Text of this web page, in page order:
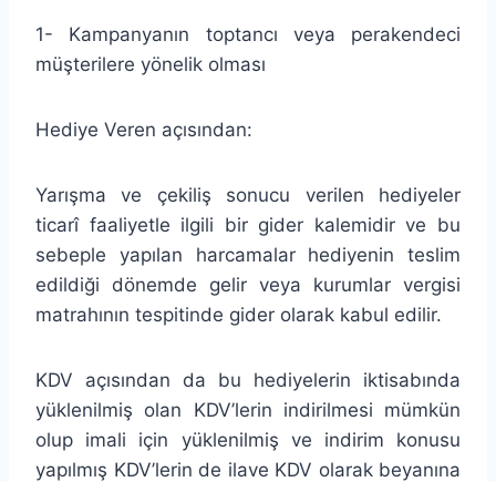
1- Kampanyanın toptancı veya perakendeci
müşterilere yönelik olması
Hediye Veren açısından:
Yarışma ve çekiliş sonucu verilen hediyeler
ticarî faaliyetle ilgili bir gider kalemidir ve bu
sebeple yapılan harcamalar hediyenin teslim
edildiği dönemde gelir veya kurumlar vergisi
matrahının tespitinde gider olarak kabul edilir.
KDV açısından da bu hediyelerin iktisabında
yüklenilmiş olan KDV’lerin indirilmesi mümkün
olup imali için yüklenilmiş ve indirim konusu
yapılmış KDV’lerin de ilave KDV olarak beyanına